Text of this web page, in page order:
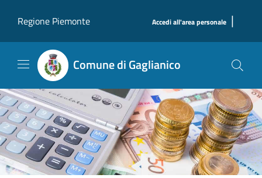
Regione Piemonte
Accedi all'area personale |
Comune di Gaglianico